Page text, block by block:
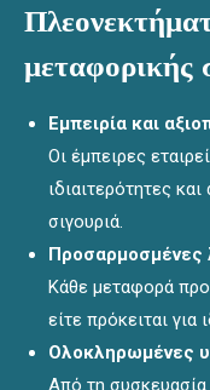
μεταφορικής
Εμπειρία και
Οι έμπειρες
ιδιαιτερότητες
σιγουριά.
Προσαρμοσμένες
Κάθε μεταφορά
είτε πρόκειται για
Ολοκληρωμένες
Από τη